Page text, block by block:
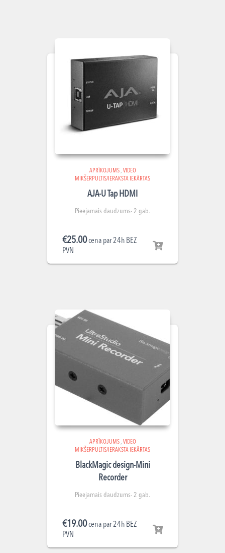
APRĪKOJUMS, VIDEO
MIKŠERPULTIS/IERAKSTA IEKĀRTAS
AJA-U Tap HDMI
Pieejamais daudzums- 2 gab.
€25.00cena par 24h BEZ
PVN
APRĪKOJUMS, VIDEO
MIKŠERPULTIS/IERAKSTA IEKĀRTAS
BlackMagic design-Mini
Recorder
Pieejamais daudzums- 2 gab.
€19.00cena par 24h BEZ
PVN